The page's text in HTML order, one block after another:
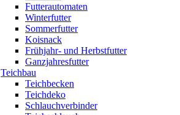
Futterautomaten
Winterfutter
Sommerfutter
Koisnack
Frühjahr- und Herbstfutter
Ganzjahresfutter
Teichbau
Teichbecken
Teichdeko
Schlauchverbinder